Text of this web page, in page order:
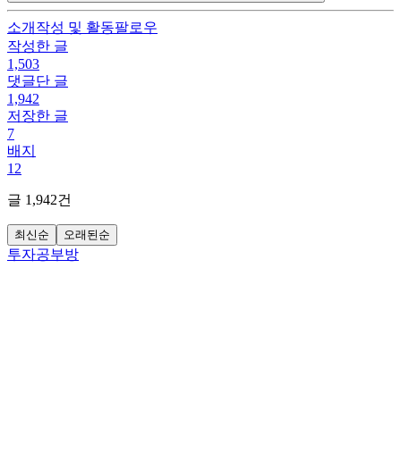
소개 작성 및 활동팔로우
작성한 글
1,503
댓글단 글
1,942
저장한 글
7
배지
12
글 1,942건
최신순 오래된순
투자공부방